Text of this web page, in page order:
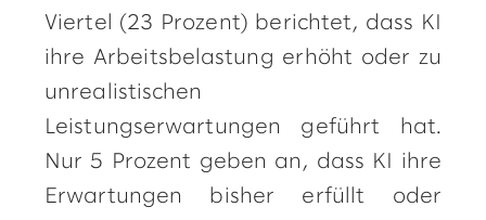
Viertel (23 Prozent) berichtet, dass KI
ihre Arbeitsbelastung erhöht oder zu
unrealistischen
Leistungserwartungen geführt hat.
Nur 5 Prozent geben an, dass KI ihre
Erwartungen bisher erfüllt oder